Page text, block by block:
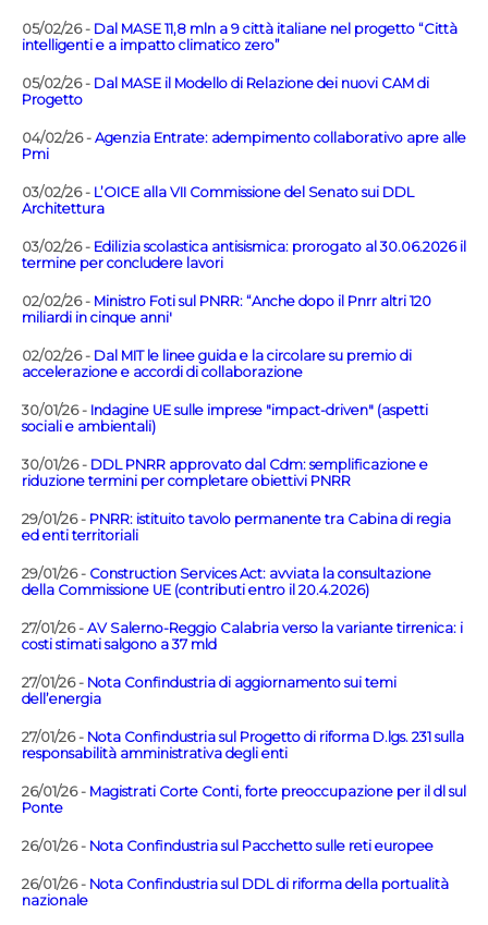
05/02/26 - Dal MASE 11,8 mln a 9 città italiane nel progetto “Città
intelligenti e a impatto climatico zero”
05/02/26 - Dal MASE il Modello di Relazione dei nuovi CAM di
Progetto
04/02/26 - Agenzia Entrate: adempimento collaborativo apre alle
Pmi
03/02/26 - L’OICE alla VII Commissione del Senato sui DDL
Architettura
03/02/26 - Edilizia scolastica antisismica: prorogato al 30.06.2026 il
termine per concludere lavori
02/02/26 - Ministro Foti sul PNRR: “Anche dopo il Pnrr altri 120
miliardi in cinque anni'
02/02/26 - Dal MIT le linee guida e la circolare su premio di
accelerazione e accordi di collaborazione
30/01/26 - Indagine UE sulle imprese "impact-driven" (aspetti
sociali e ambientali)
30/01/26 - DDL PNRR approvato dal Cdm: semplificazione e
riduzione termini per completare obiettivi PNRR
29/01/26 - PNRR: istituito tavolo permanente tra Cabina di regia
ed enti territoriali
29/01/26 - Construction Services Act: avviata la consultazione
della Commissione UE (contributi entro il 20.4.2026)
27/01/26 - AV Salerno-Reggio Calabria verso la variante tirrenica: i
costi stimati salgono a 37 mld
27/01/26 - Nota Confindustria di aggiornamento sui temi
dell’energia
27/01/26 - Nota Confindustria sul Progetto di riforma D.lgs. 231 sulla
responsabilità amministrativa degli enti
26/01/26 - Magistrati Corte Conti, forte preoccupazione per il dl sul
Ponte
26/01/26 - Nota Confindustria sul Pacchetto sulle reti europee
26/01/26 - Nota Confindustria sul DDL di riforma della portualità
nazionale